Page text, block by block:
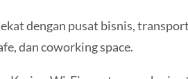
dengan pusat bisnis,
dan coworking space.